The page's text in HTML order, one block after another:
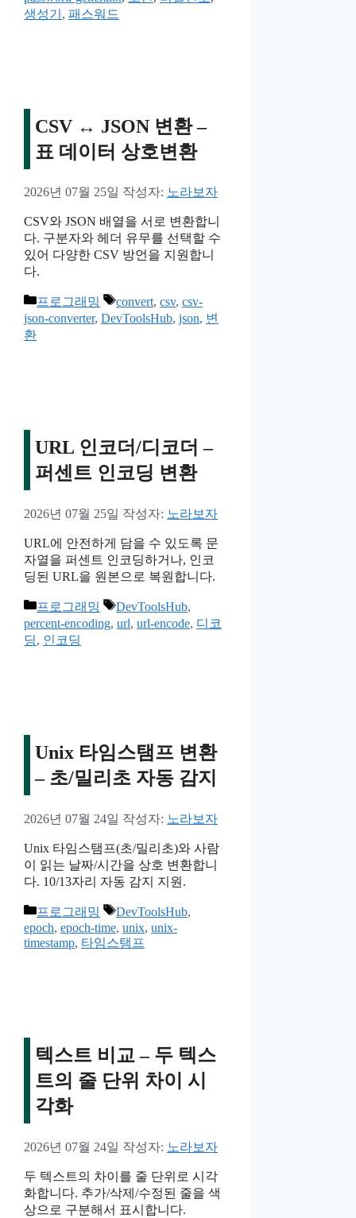
고
생성기 , 패스워드
CSV ↔ JSON 변환 –
표 데이터 상호변환
2026년 07월 25일 작성자: 노라보자
CSV와 JSON 배열을 서로 변환합니
다. 구분자와 헤더 유무를 선택할 수
있어 다양한 CSV 방언을 지원합니
다.
카
테
고
프로그래밍
태
그
convert, csv, csv-
json-converter, DevToolsHub, json, 변
환
URL 인코더/디코더 –
퍼센트 인코딩 변환
2026년 07월 25일 작성자: 노라보자
URL에 안전하게 담을 수 있도록 문
자열을 퍼센트 인코딩하거나, 인코
딩된 URL을 원본으로 복원합니다.
카
테
고
프로그래밍
태
그
DevToolsHub,
percent-encoding, url, url-encode, 디코
딩, 인코딩
Unix 타임스탬프 변환
– 초/밀리초 자동 감지
2026년 07월 24일 작성자: 노라보자
Unix 타임스탬프(초/밀리초)와 사람
이 읽는 날짜/시간을 상호 변환합니
다. 10/13자리 자동 감지 지원.
카
테
고
프로그래밍
태
그
DevToolsHub,
epoch, epoch-time, unix, unix-
timestamp, 타임스탬프
텍스트 비교 – 두 텍스
트의 줄 단위 차이 시
각화
2026년 07월 24일 작성자: 노라보자
두 텍스트의 차이를 줄 단위로 시각
화합니다. 추가/삭제/수정된 줄을 색
상으로 구분해서 표시합니다.